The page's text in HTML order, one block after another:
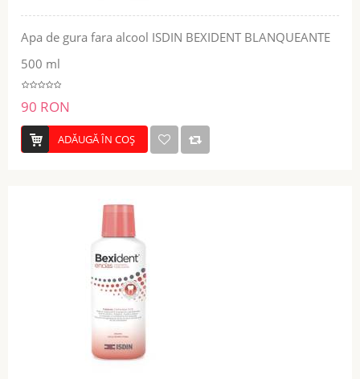
Apa de gura fara alcool ISDIN BEXIDENT BLANQUEANTE
500 ml
90 RON
ADĂUGĂ ÎN COŞ